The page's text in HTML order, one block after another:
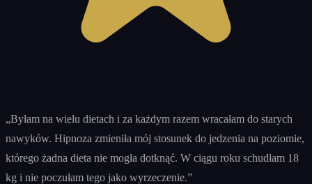
„Byłam na wielu dietach i za każdym razem wracałam do starych
nawyków. Hipnoza zmieniła mój stosunek do jedzenia na poziomie,
którego żadna dieta nie mogła dotknąć. W ciągu roku schudłam 18
kg i nie poczułam tego jako wyrzeczenie.”